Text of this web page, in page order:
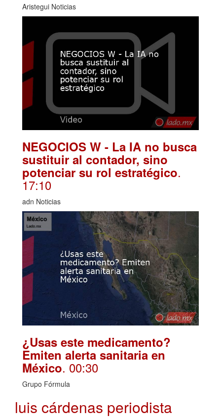
Aristegui Noticias
NEGOCIOS W - La IA no busca
sustituir al contador, sino
potenciar su rol estratégico.
17:10
adn Noticias
¿Usas este medicamento?
Emiten alerta sanitaria en
México. 00:30
Grupo Fórmula
luis cárdenas periodista